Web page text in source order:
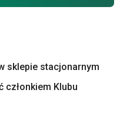
sklepie stacjonarnym
Klubu